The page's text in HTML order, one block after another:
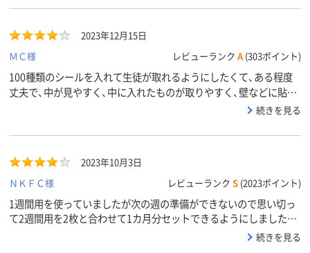
2023年12月15日
ＭＣ様
レビューランク A (303ポイント)
100種類のシールを入れて生徒が取れるようにしたくて、ある程度
丈夫で、中が見やすく、中に入れたものが取りやすく、壁などに貼っ
ておけるものを探していたので試しに購入。実用重視のためか素材
続きを見る
2023年10月3日
ＮＫＦＣ様
レビューランク S (2023ポイント)
1週間用を使っていましたが次の週の準備ができないので思い切っ
て2週間用を2枚と合わせて1カ月分セットできるようにしました。
有りそうで無い商品なので助かります。左（朝）に日にちのカードを
続きを見る